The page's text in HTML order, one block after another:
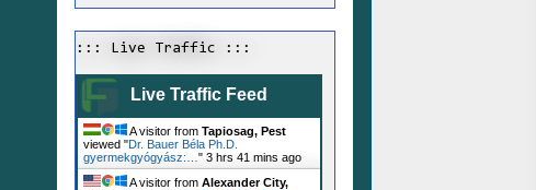
::: Live Traffic :::
Live Traffic Feed
A visitor from Tapiosag, Pest
viewed "Dr. Bauer Béla Ph.D.
gyermekgyógyász:… " 3 hrs 41 mins ago
A visitor from Alexander City,